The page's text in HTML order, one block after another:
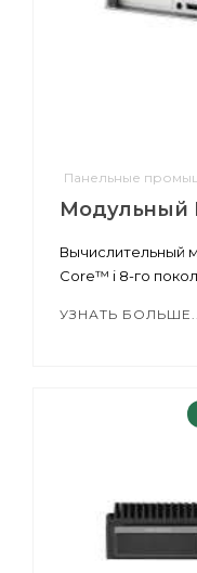
Панельные
Модульный
Вычислительный
Core™ i 8-го
УЗНАТЬ